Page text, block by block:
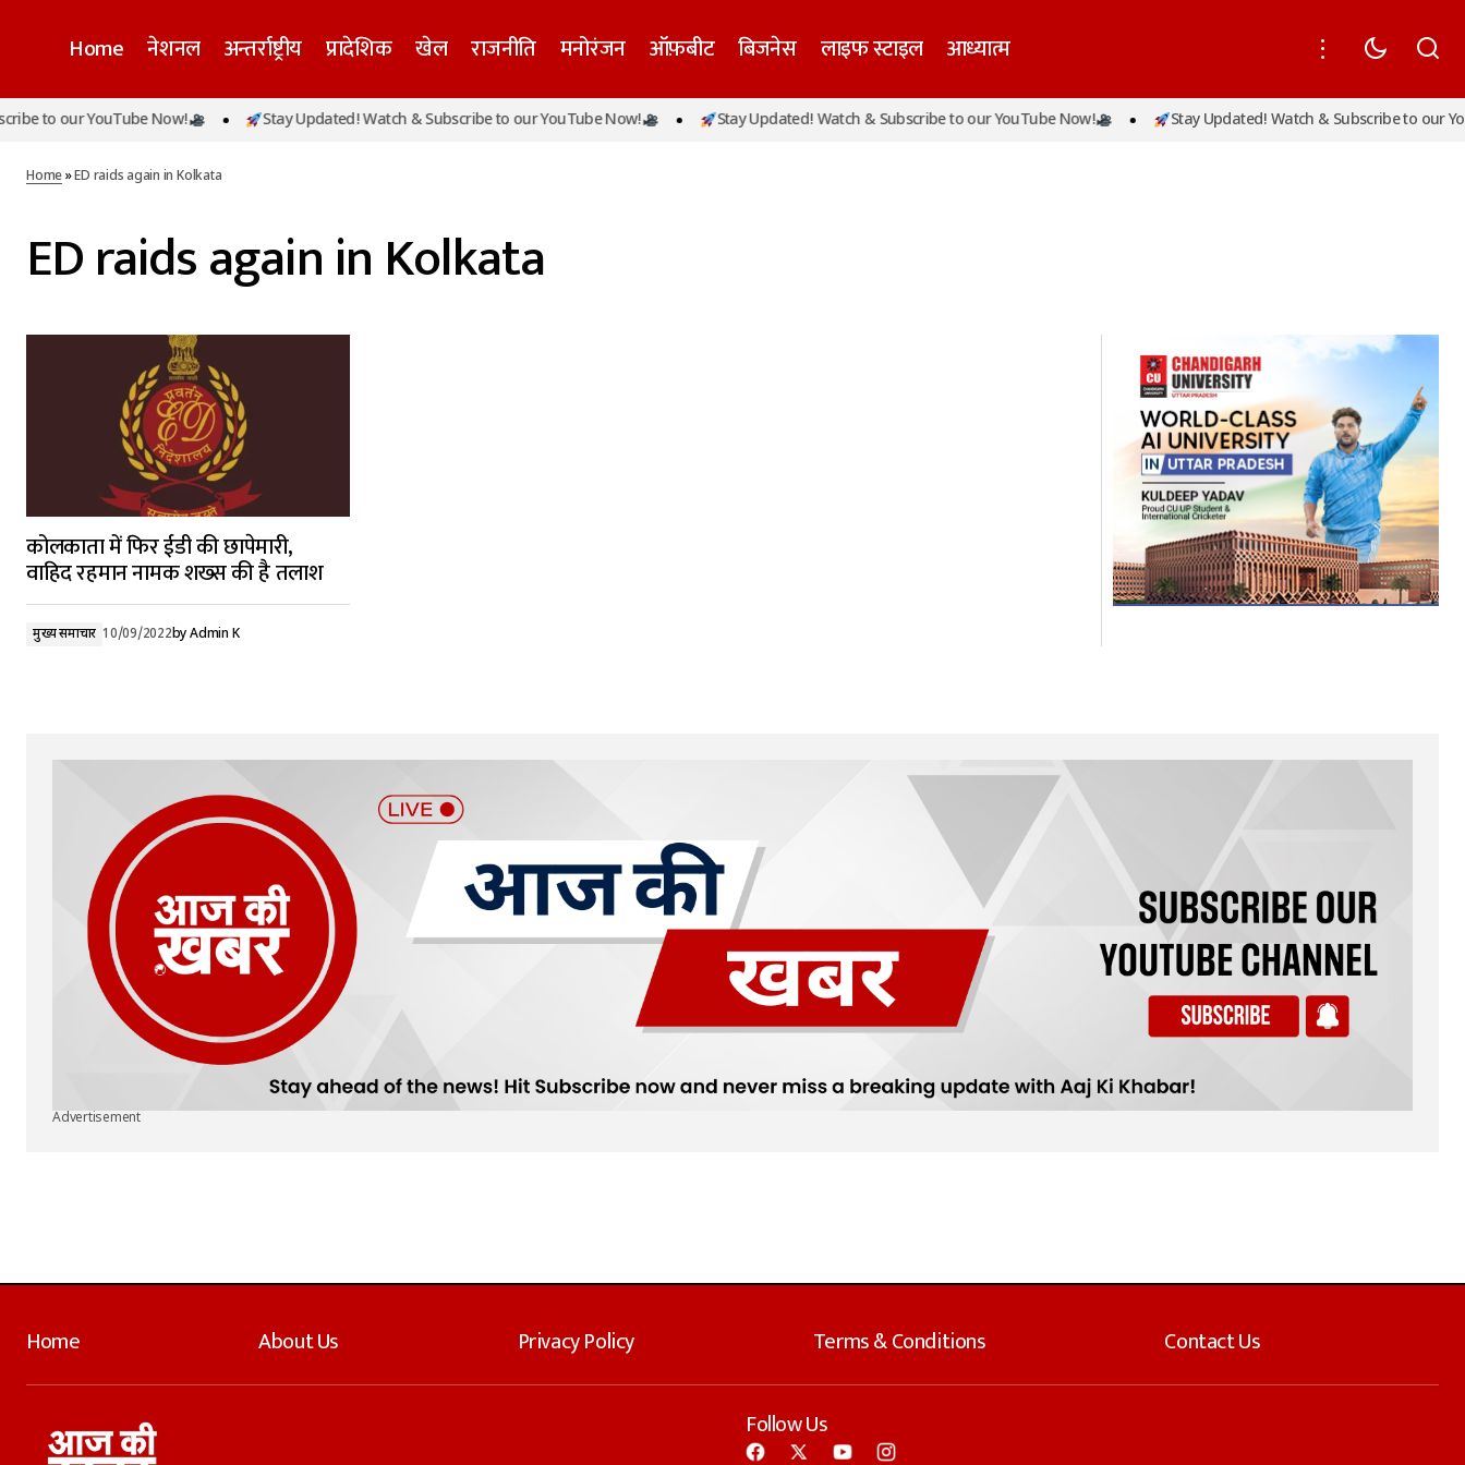
Home नेशनल अन्तर्राष्ट्रीय प्रादेशिक खेल राजनीति मनोरंजन ऑफ़बीट बिजनेस लाइफ स्टाइल आध्यात्म
to our YouTube Now! Stay Updated! Watch & Subscribe to our YouTube Now! Stay Updated! Watch & Subscribe to our YouTube Now! Stay Updated! Watch & Subscribe to our
Home»ED raids again in Kolkata
ED raids again in Kolkata
कोलकाता में फिर ईडी की छापेमारी,
वाहिद रहमान नामक शख्स की है तलाश
मुख्य समाचार 10/09/2022byAdmin K
Advertisement
Home About Us Privacy Policy Terms & Conditions Contact Us
Follow Us